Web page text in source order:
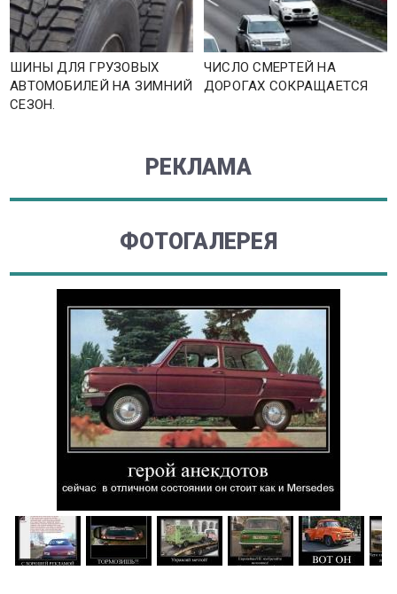
ШИНЫ ДЛЯ ГРУЗОВЫХ
АВТОМОБИЛЕЙ НА ЗИМНИЙ
СЕЗОН.
ЧИСЛО СМЕРТЕЙ НА
ДОРОГАХ СОКРАЩАЕТСЯ
РЕКЛАМА
ФОТОГАЛЕРЕЯ